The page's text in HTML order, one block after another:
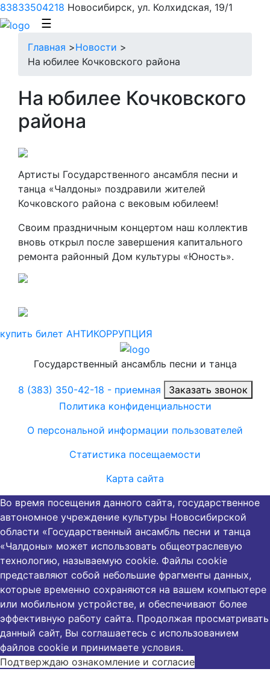
83833504218 Новосибирск, ул. Колхидская, 19/1
☰
Главная >Новости >
На юбилее Кочковского района
На юбилее Кочковского
района
Артисты Государственного ансамбля песни и
танца «Чалдоны» поздравили жителей
Кочковского района с вековым юбилеем!
Своим праздничным концертом наш коллектив
вновь открыл после завершения капитального
ремонта районный Дом культуры «Юность».
купить билет АНТИКОРРУПЦИЯ
Государственный ансамбль песни и танца
8 (383) 350-42-18 - приемная
Заказать звонок
Политика конфиденциальности
О персональной информации пользователей
Статистика посещаемости
Карта сайта
Во время посещения данного сайта, государственное
автономное учреждение культуры Новосибирской
области «Государственный ансамбль песни и танца
«Чалдоны» может использовать общеотраслевую
технологию, называемую cookie. Файлы cookie
представляют собой небольшие фрагменты данных,
которые временно сохраняются на вашем компьютере
или мобильном устройстве, и обеспечивают более
эффективную работу сайта. Продолжая просматривать
данный сайт, Вы соглашаетесь с использованием
файлов cookie и принимаете условия.
Подтверждаю ознакомление и согласие